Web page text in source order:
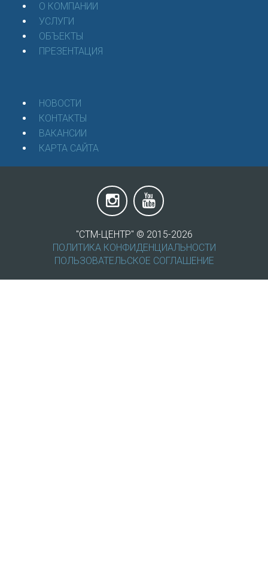
О КОМПАНИИ
УСЛУГИ
ОБЪЕКТЫ
ПРЕЗЕНТАЦИЯ
НОВОСТИ
КОНТАКТЫ
ВАКАНСИИ
КАРТА САЙТА
"СТМ-ЦЕНТР" © 2015-2026
ПОЛИТИКА КОНФИДЕНЦИАЛЬНОСТИ
ПОЛЬЗОВАТЕЛЬСКОЕ СОГЛАШЕНИЕ